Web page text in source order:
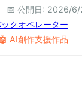
📅 公開日: 2026/
クオペレーター
🤖 AI創作支援作品